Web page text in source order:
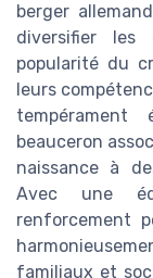
berger
diversifier les
popularité du
leurs
beauceron
naissance à
Avec une
renforcement
familiaux et